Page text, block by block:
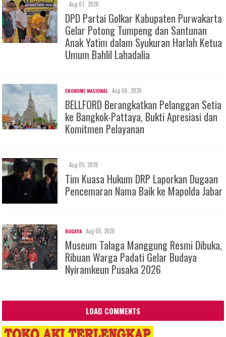
Aug 07, 2026
DPD Partai Golkar Kabupaten Purwakarta
Gelar Potong Tumpeng dan Santunan
Anak Yatim dalam Syukuran Harlah Ketua
Umum Bahlil Lahadalia
EKONOMI NASIONAL Aug 06, 2026
BELLFORD Berangkatkan Pelanggan Setia
ke Bangkok-Pattaya, Bukti Apresiasi dan
Komitmen Pelayanan
Aug 05, 2026
Tim Kuasa Hukum DRP Laporkan Dugaan
Pencemaran Nama Baik ke Mapolda Jabar
BUDAYA Aug 05, 2026
Museum Talaga Manggung Resmi Dibuka,
Ribuan Warga Padati Gelar Budaya
Nyiramkeun Pusaka 2026
LOAD COMMENTS